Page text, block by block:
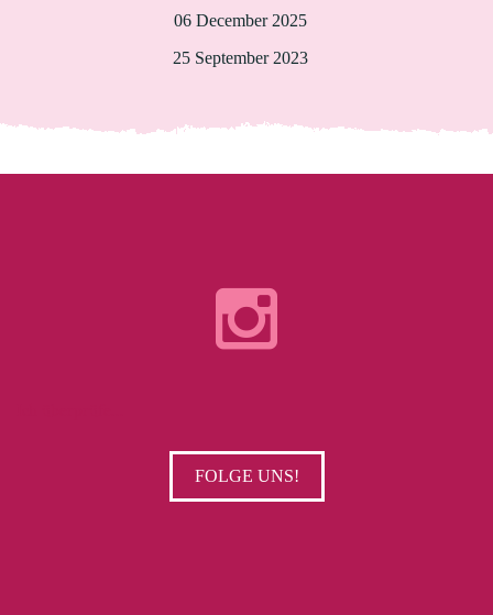
06 December 2025
25 September 2023
FOLGE UNS!